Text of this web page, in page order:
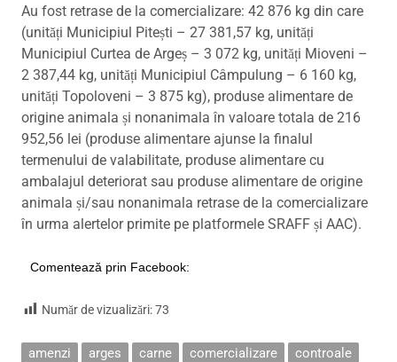
Au fost retrase de la comercializare: 42 876 kg din care
(unități Municipiul Pitești – 27 381,57 kg, unități
Municipiul Curtea de Argeș – 3 072 kg, unități Mioveni –
2 387,44 kg, unități Municipiul Câmpulung – 6 160 kg,
unități Topoloveni – 3 875 kg), produse alimentare de
origine animala și nonanimala în valoare totala de 216
952,56 lei (produse alimentare ajunse la finalul
termenului de valabilitate, produse alimentare cu
ambalajul deteriorat sau produse alimentare de origine
animala și/sau nonanimala retrase de la comercializare
în urma alertelor primite pe platformele SRAFF și AAC).
Comentează prin Facebook:
Număr de vizualizări:73
amenzi arges carne comercializare
controale